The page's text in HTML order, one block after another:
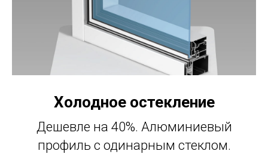
Холодное остекление
Дешевле на 40%. Алюминиевый
профиль с одинарным стеклом.